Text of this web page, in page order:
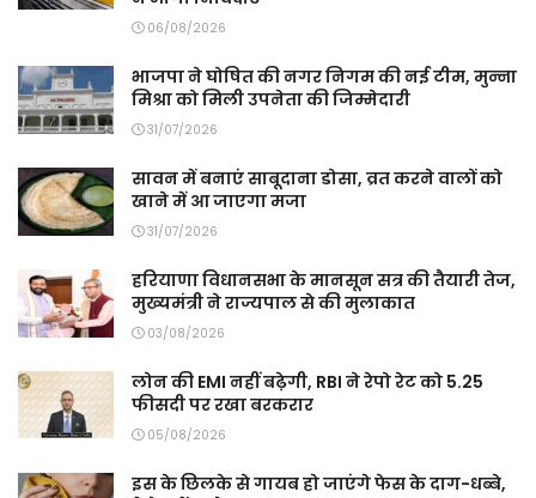
06/08/2026
भाजपा ने घोषित की नगर निगम की नई टीम, मुन्ना
मिश्रा को मिली उपनेता की जिम्मेदारी
31/07/2026
सावन में बनाएं साबूदाना डोसा, व्रत करने वालों को
खाने में आ जाएगा मजा
31/07/2026
हरियाणा विधानसभा के मानसून सत्र की तैयारी तेज,
मुख्यमंत्री ने राज्यपाल से की मुलाकात
03/08/2026
लोन की EMI नहीं बढ़ेगी, RBI ने रेपो रेट को 5.25
फीसदी पर रखा बरकरार
05/08/2026
इस के छिलके से गायब हो जाएंगे फेस के दाग-धब्बे,